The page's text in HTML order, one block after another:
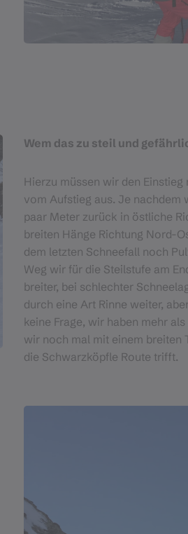
Wem das zu steil und
Hierzu müssen wir den
vom Aufstieg aus. Je nachdem
paar Meter zurück in östliche
breiten Hänge Richtung Nord-
dem letzten Schneefall noch
Weg wir für die Steilstufe am
breiter, bei schlechter
durch eine Art Rinne weiter,
keine Frage, wir haben mehr
wir noch mal mit einem breiten
die Schwarzköpfle Route trifft.